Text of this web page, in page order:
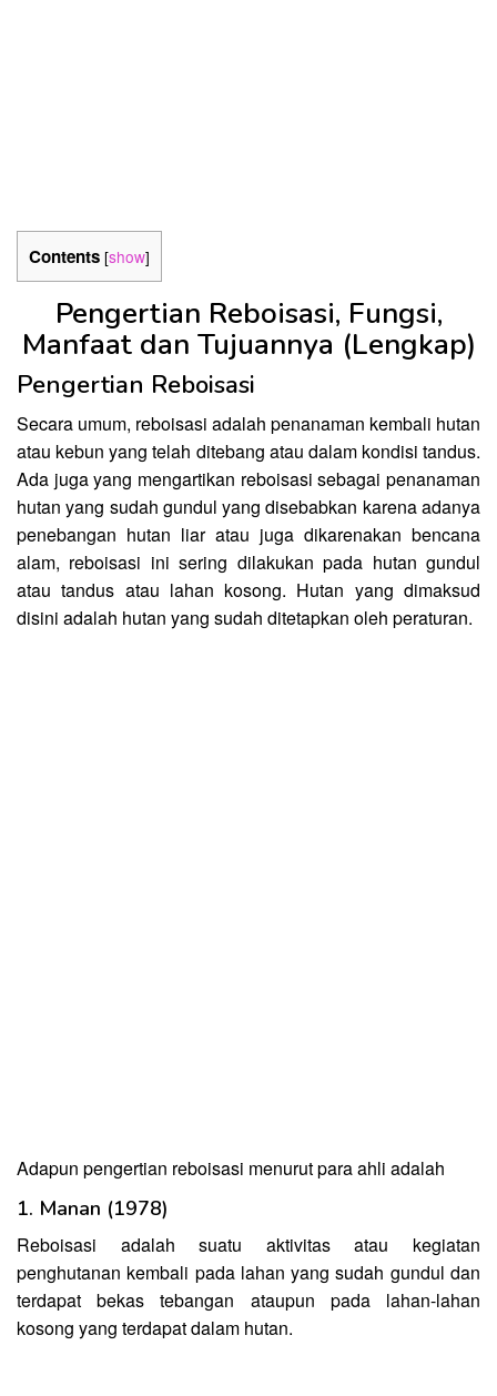
Contents [show]
Pengertian Reboisasi, Fungsi,
Manfaat dan Tujuannya (Lengkap)
Pengertian Reboisasi
Secara umum, reboisasi adalah penanaman kembali hutan
atau kebun yang telah ditebang atau dalam kondisi tandus.
Ada juga yang mengartikan reboisasi sebagai penanaman
hutan yang sudah gundul yang disebabkan karena adanya
penebangan hutan liar atau juga dikarenakan bencana
alam, reboisasi ini sering dilakukan pada hutan gundul
atau tandus atau lahan kosong. Hutan yang dimaksud
disini adalah hutan yang sudah ditetapkan oleh peraturan.
Adapun pengertian reboisasi menurut para ahli adalah
1. Manan (1978)
Reboisasi adalah suatu aktivitas atau kegiatan
penghutanan kembali pada lahan yang sudah gundul dan
terdapat bekas tebangan ataupun pada lahan-lahan
kosong yang terdapat dalam hutan.